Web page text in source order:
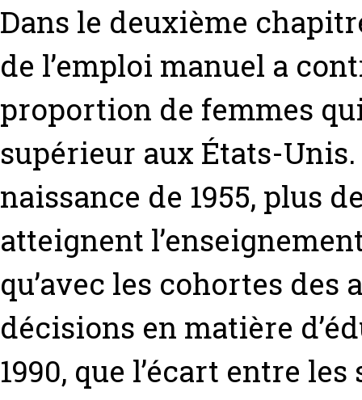
Dans le deuxième
de l’emploi manuel a
proportion de femmes
supérieur aux États-
naissance de 1955, plus
atteignent
qu’avec les cohortes des
décisions en matière
1990, que l’écart entre